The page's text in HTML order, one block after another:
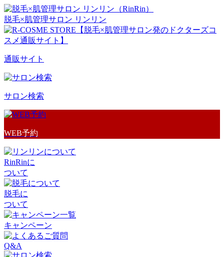
脱毛×肌管理サロン リンリン
通販サイト
サロン検索
WEB予約
RinRinに
ついて
脱毛に
ついて
キャンペーン
Q&A